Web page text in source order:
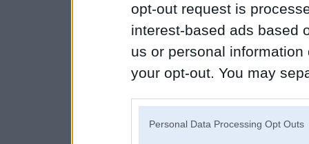
opt-out request is
interest-based ads based
us or personal
your opt-out. You may
Personal Data Processing Opt Outs